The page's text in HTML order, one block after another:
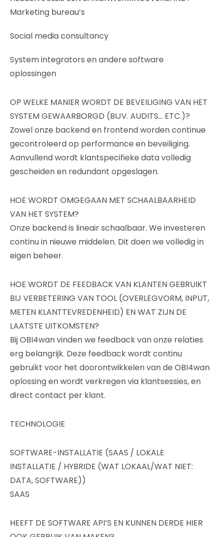
Marketing bureau’s
Social media consultancy
System integrators en andere software
oplossingen
OP WELKE MANIER WORDT DE BEVEILIGING VAN HET
SYSTEM GEWAARBORGD (BIJV. AUDITS… ETC.)?
Zowel onze backend en frontend worden continue
gecontroleerd op performance en beveiliging.
Aanvullend wordt klantspecifieke data volledig
gescheiden en redundant opgeslagen.
HOE WORDT OMGEGAAN MET SCHAALBAARHEID
VAN HET SYSTEM?
Onze backend is lineair schaalbaar. We investeren
continu in nieuwe middelen. Dit doen we volledig in
eigen beheer.
HOE WORDT DE FEEDBACK VAN KLANTEN GEBRUIKT
BIJ VERBETERING VAN TOOL (OVERLEGVORM, INPUT,
METEN KLANTTEVREDENHEID) EN WAT ZIJN DE
LAATSTE UITKOMSTEN?
Bij OBI4wan vinden we feedback van onze relaties
erg belangrijk. Deze feedback wordt continu
gebruikt voor het doorontwikkelen van de OBI4wan
oplossing en wordt verkregen via klantsessies, en
direct contact per klant.
TECHNOLOGIE
SOFTWARE-INSTALLATIE (SAAS / LOKALE
INSTALLATIE / HYBRIDE (WAT LOKAAL/WAT NIET:
DATA, SOFTWARE))
SAAS
HEEFT DE SOFTWARE API’S EN KUNNEN DERDE HIER